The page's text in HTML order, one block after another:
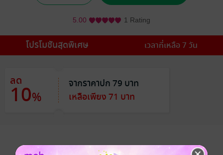
5.00 1 Rating
โปรโมชันสุดพิเศษ เวลาที่เหลือ 7 วัน
ลด
10%
จากราคาปก 79 บาท
เหลือเพียง 71 บาท